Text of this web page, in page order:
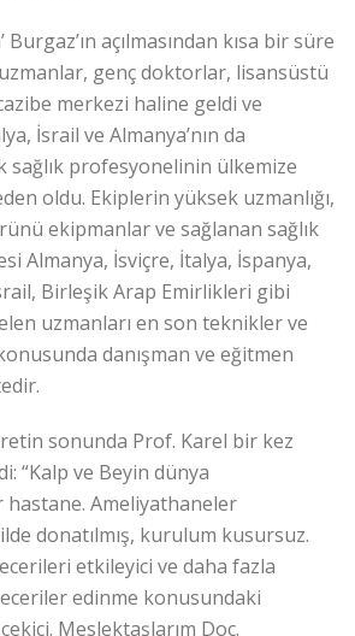
Burgaz’ın açılmasından kısa bir süre
genç doktorlar, lisansüstü
merkezi haline geldi ve
İsrail ve Almanya’nın da
sağlık profesyonelinin ülkemize
oldu. Ekiplerin yüksek uzmanlığı,
ekipmanlar ve sağlanan sağlık
Almanya, İsviçre, İtalya, İspanya,
Birleşik Arap Emirlikleri gibi
uzmanları en son teknikler ve
danışman ve eğitmen
sonunda Prof. Karel bir kez
“Kalp ve Beyin dünya
hastane. Ameliyathaneler
donatılmış, kurulum kusursuz.
etkileyici ve daha fazla
edinme konusundaki
Meslektaşlarım Doç.